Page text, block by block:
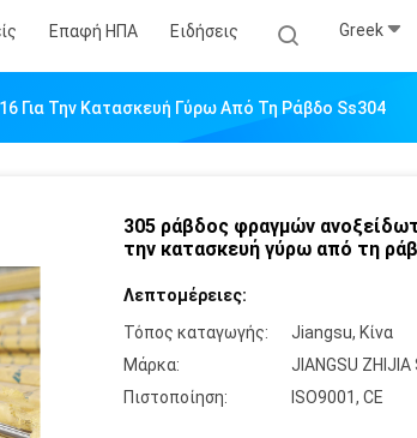
Επαφή ΗΠΑ Ειδήσεις Greek
Για Την Κατασκευή Γύρω Από Τη Ράβδο Ss304
305 ράβδος φραγμών
την κατασκευή γύρω από τη
Λεπτομέρειες:
Τόπος καταγωγής:
Jiangsu, Κίνα
Μάρκα:
JIANGSU ZHIJIA
Πιστοποίηση:
ISO9001, CE